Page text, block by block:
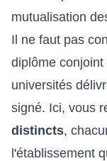
mutualisation
Il ne faut pas
diplôme conjoint
universités
signé. Ici, vous
distincts,
l'établissement